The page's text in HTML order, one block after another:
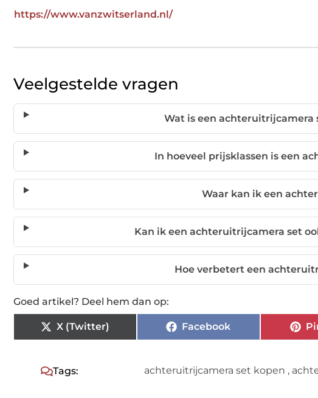
https://www.vanzwitserland.nl/
Veelgestelde vragen
Wat is een achteruitrijcamera
In hoeveel prijsklassen is een
Waar kan ik een
Kan ik een achteruitrijcamera set
Hoe verbetert een
Goed artikel? Deel hem dan op:
X (Twitter) Facebook
Tags: achteruitrijcamera set kopen ,